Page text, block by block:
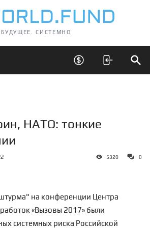
БУДУЩЕЕ. СИСТЕМНО
меню Открыть скрытые
НАТО: тонкие
5320 0
на конференции Центра
«Вызовы 2017» были
системных риска Российской